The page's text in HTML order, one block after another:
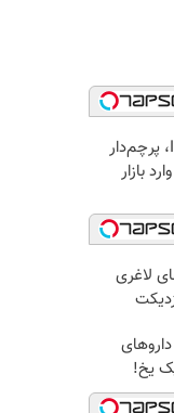
رونمایی از IM LS9، پرچم‌دار
فوق‌لوکس EREV وارد بازار
لاغری
یخ!